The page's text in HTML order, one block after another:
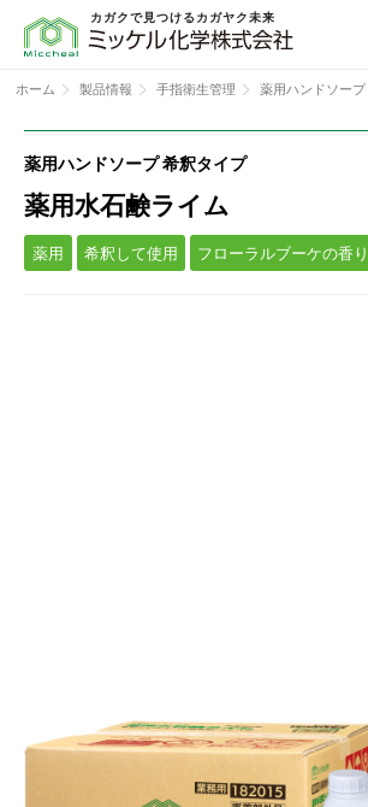
カガクで見つけるカガヤク未来
ホーム 製品情報 手指衛生管理 薬用ハンドソープ
薬用ハンドソープ 希釈タイプ
薬用水石鹸ライム
薬用 希釈して使用 フローラルブーケの香り